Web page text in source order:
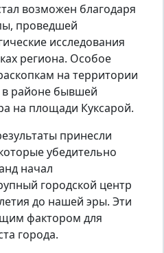
возможен благодаря
проведшей
исследования
региона. Особое
на территории
в районе бывшей
на площади Куксарой.
принесли
убедительно
начал
городской центр
до нашей эры. Эти
фактором для
города.